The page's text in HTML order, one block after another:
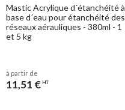
Mastic Acrylique d´étanchéité à
base d´eau pour étanchéité des
réseaux aérauliques - 380ml - 1
et 5 kg
à partir de
11,51 € HT